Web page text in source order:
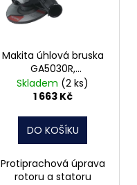
Makita úhlová bruska
GA5030R,
125mm,720W
Skladem (2 ks)
1 663 Kč
DO KOŠÍKU
Protiprachová úprava
rotoru a statoru